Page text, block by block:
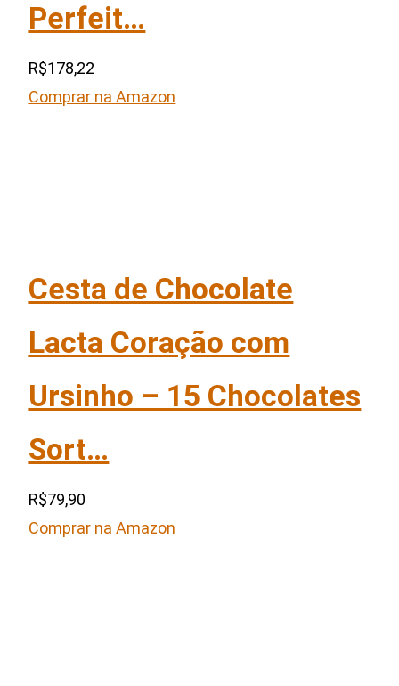
Perfeit…
R$178,22
Comprar na Amazon
Cesta de Chocolate
Lacta Coração com
Ursinho – 15 Chocolates
Sort…
R$79,90
Comprar na Amazon